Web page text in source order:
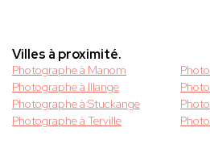
Villes à proximité.
Photographe à Manom
Photographe à Illange
Photographe à Stuckange
Photographe à Terville